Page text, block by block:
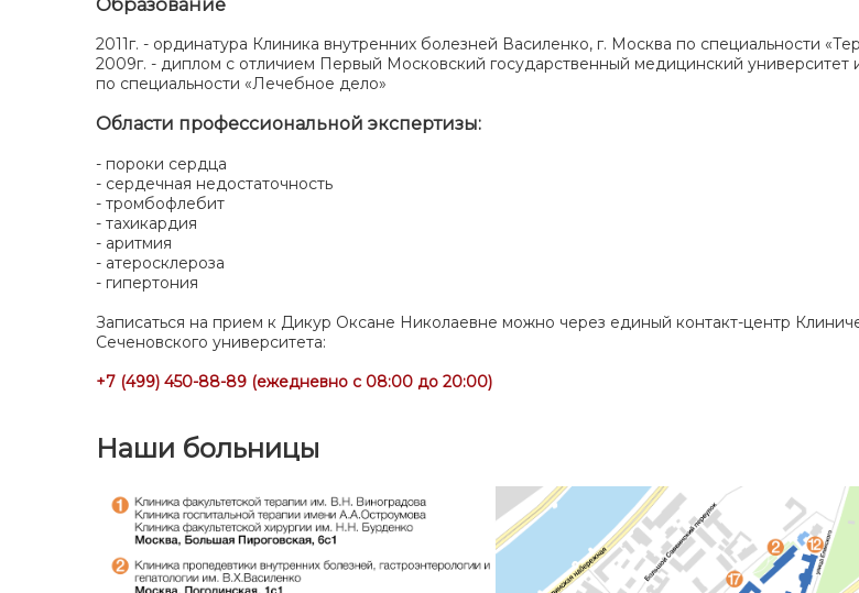
Образование
⁠2011г. - ординатура Клиника внутренних болезней Василенко, г. Москва по специальности
2009г. - диплом с отличием Первый Московский государственный медицинский
по специальности «Лечебное дело»
Области профессиональной экспертизы:
- пороки сердца
- сердечная недостаточность
- тромбофлебит
- тахикардия
- аритмия
- атеросклероза
- гипертония
Записаться на прием к Дикур Оксане Николаевне можно через единый контакт-центр
Сеченовского университета:
+7 (499) 450-88-89 (ежедневно с 08:00 до 20:00)
Наши больницы